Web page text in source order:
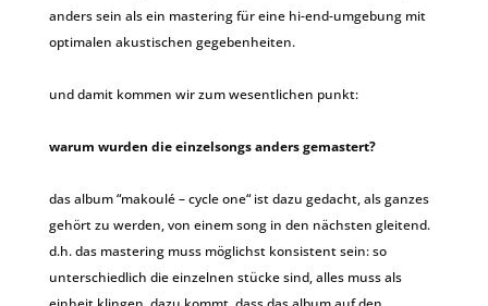
anders sein als ein mastering für eine hi-end-umgebung mit
optimalen akustischen gegebenheiten.
und damit kommen wir zum wesentlichen punkt:
warum wurden die einzelsongs anders gemastert?
das album “makoulé – cycle one“ ist dazu gedacht, als ganzes
gehört zu werden, von einem song in den nächsten gleitend.
d.h. das mastering muss möglichst konsistent sein: so
unterschiedlich die einzelnen stücke sind, alles muss als